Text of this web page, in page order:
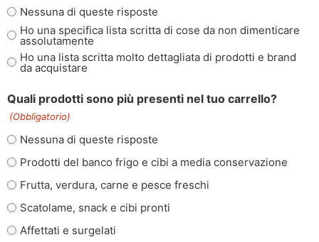
Nessuna di queste risposte
Ho una specifica lista scritta di cose da non dimenticare
assolutamente
Ho una lista scritta molto dettagliata di prodotti e brand
da acquistare
Quali prodotti sono più presenti nel tuo carrello?
(Obbligatorio)
Nessuna di queste risposte
Prodotti del banco frigo e cibi a media conservazione
Frutta, verdura, carne e pesce freschi
Scatolame, snack e cibi pronti
Affettati e surgelati